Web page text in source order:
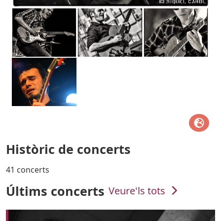
Històric de concerts
41 concerts
Últims concerts Veure'ls tots